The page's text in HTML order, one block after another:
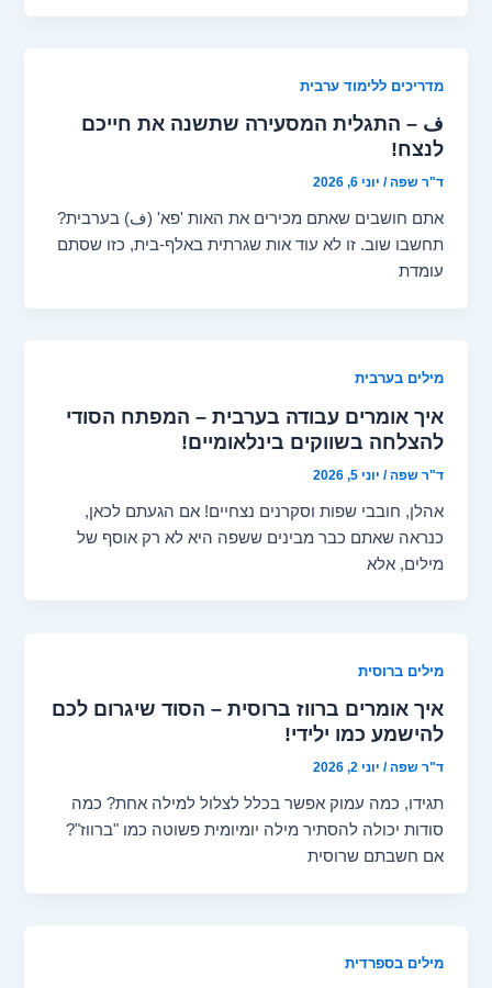
מדריכים ללימוד ערבית
ف – התגלית המסעירה שתשנה את חייכם
לנצח!
ד"ר שפה/ יוני 6, 2026
אתם חושבים שאתם מכירים את האות 'פא' (ف) בערבית?
תחשבו שוב. זו לא עוד אות שגרתית באלף-בית, כזו שסתם
עומדת
מילים בערבית
איך אומרים עבודה בערבית – המפתח הסודי
להצלחה בשווקים בינלאומיים!
ד"ר שפה/ יוני 5, 2026
אהלן, חובבי שפות וסקרנים נצחיים! אם הגעתם לכאן,
כנראה שאתם כבר מבינים ששפה היא לא רק אוסף של
מילים, אלא
מילים ברוסית
איך אומרים ברווז ברוסית – הסוד שיגרום לכם
להישמע כמו ילידי!
ד"ר שפה/ יוני 2, 2026
תגידו, כמה עמוק אפשר בכלל לצלול למילה אחת? כמה
סודות יכולה להסתיר מילה יומיומית פשוטה כמו "ברווז"?
אם חשבתם שרוסית
מילים בספרדית